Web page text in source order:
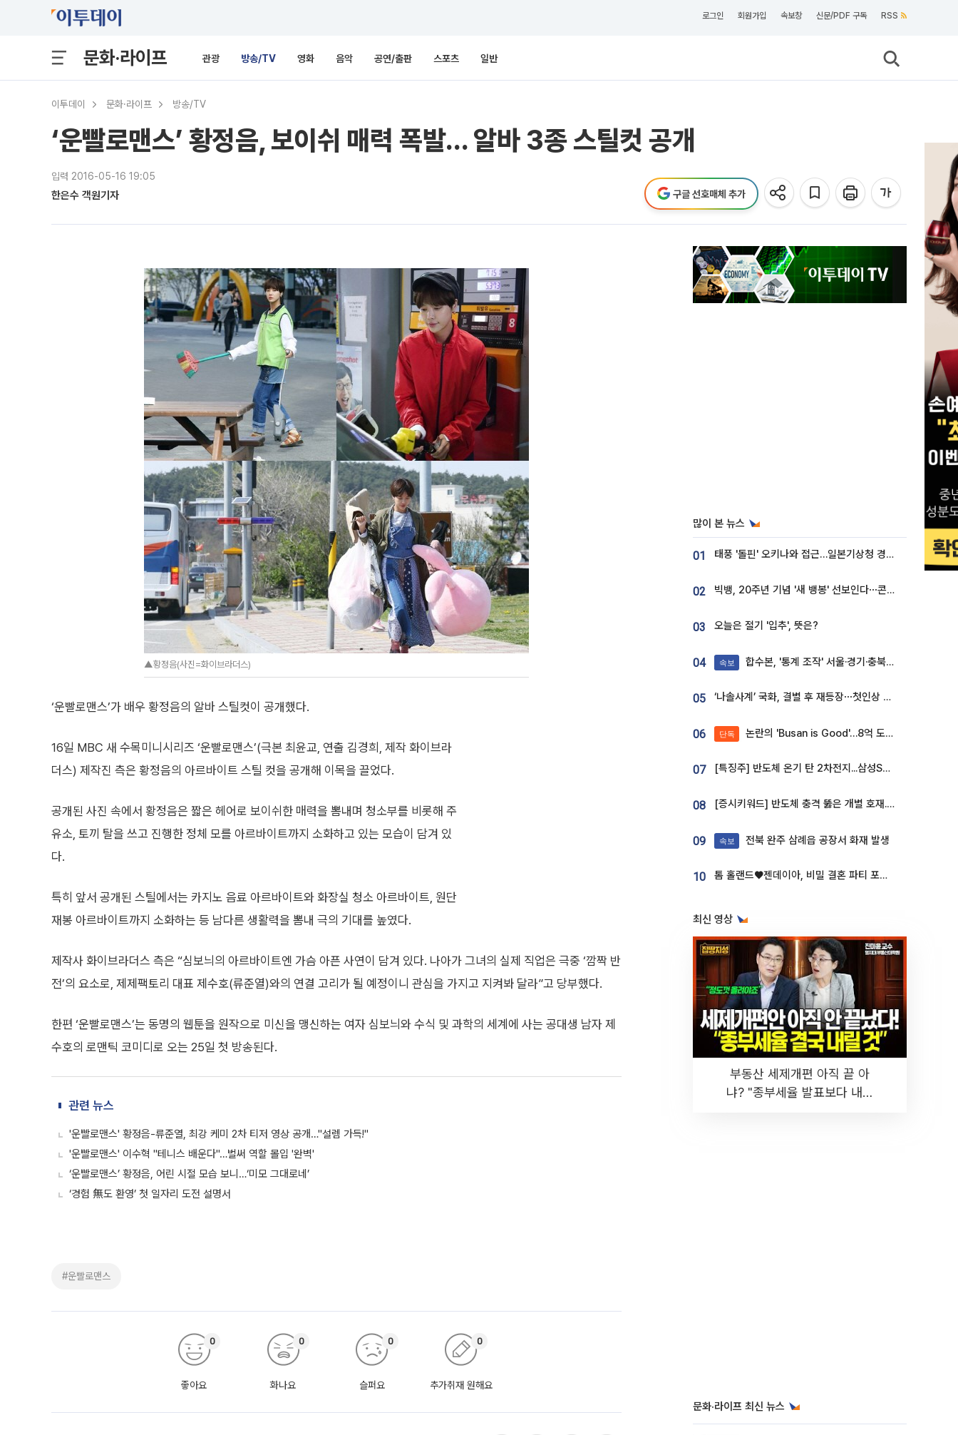
로그인 회원가입 속보창 신문/PDF 구독 RSS
문화·라이프 관광 방송/TV 영화 음악 공연/출판 스포츠 일반
이투데이 문화·라이프 방송/TV
‘운빨로맨스’ 황정음, 보이쉬 매력 폭발… 알바 3종 스틸컷 공개
입력 2016-05-16 19:05
한은수 객원기자 구글 선호매체 추가
▲황정음(사진=화이브라더스)
‘운빨로맨스’가 배우 황정음의 알바 스틸컷이 공개했다.
16일 MBC 새 수목미니시리즈 ‘운빨로맨스’(극본 최윤교, 연출 김경희, 제작 화이브라
더스) 제작진 측은 황정음의 아르바이트 스틸 컷을 공개해 이목을 끌었다.
공개된 사진 속에서 황정음은 짧은 헤어로 보이쉬한 매력을 뽐내며 청소부를 비롯해 주
유소, 토끼 탈을 쓰고 진행한 정체 모를 아르바이트까지 소화하고 있는 모습이 담겨 있
다.
특히 앞서 공개된 스틸에서는 카지노 음료 아르바이트와 화장실 청소 아르바이트, 원단
재봉 아르바이트까지 소화하는 등 남다른 생활력을 뽐내 극의 기대를 높였다.
제작사 화이브라더스 측은 “심보늬의 아르바이트엔 가슴 아픈 사연이 담겨 있다. 나아가 그녀의 실제 직업은 극중 ‘깜짝 반
전’의 요소로, 제제팩토리 대표 제수호(류준열)와의 연결 고리가 될 예정이니 관심을 가지고 지켜봐 달라”고 당부했다.
한편 ‘운빨로맨스’는 동명의 웹툰을 원작으로 미신을 맹신하는 여자 심보늬와 수식 및 과학의 세계에 사는 공대생 남자 제
수호의 로맨틱 코미디로 오는 25일 첫 방송된다.
관련 뉴스
'운빨로맨스' 황정음-류준열, 최강 케미 2차 티저 영상 공개…"설렘 가득!"
'운빨로맨스' 이수혁 "테니스 배운다"…벌써 역할 몰입 '완벽'
‘운빨로맨스’ 황정음, 어린 시절 모습 보니…‘미모 그대로네’
‘경험 無도 환영’ 첫 일자리 도전 설명서
#운빨로맨스
좋아요
0
화나요
0
슬퍼요
0
추가취재 원해요
0
많이 본 뉴스
01 태풍 '돌핀' 오키나와 접근…일본기상청 경로 업데이트
02 빅뱅, 20주년 기념 '새 뱅봉' 선보인다⋯콘서트 앞두고 팝업 개최
03 오늘은 절기 '입추', 뜻은?
04 속보 합수본, '통계 조작' 서울·경기·충북 선관위 등 추가 압수수색
05 ‘나솔사계’ 국화, 결별 후 재등장⋯첫인상 투표 휩쓸고 ‘인기녀’ 등극
06 단독 논란의 'Busan is Good'…8억 도시브랜드, 용산 대통령실 CI 업체가 수행
07 [특징주] 반도체 온기 탄 2차전지...삼성SDI, 장 초반 7% 넘게 껑충
08 [증시키워드] 반도체 충격 뚫은 개별 호재...포스코퓨처엠·에코프로·한화솔루션 '눈길'
09 속보 전북 완주 삼례읍 공장서 화재 발생
10 톰 홀랜드♥젠데이아, 비밀 결혼 파티 포착⋯호텔 대관비만 9억
최신 영상
부동산 세제개편 아직 끝 아
냐? "종부세율 발표보다 내릴
문화·라이프 최신 뉴스